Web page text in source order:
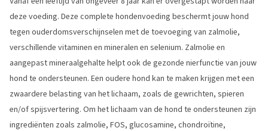
deze voeding. Deze complete hondenvoeding beschermt jouw hond
tegen ouderdomsverschijnselen met de toevoeging van zalmolie,
verschillende vitaminen en mineralen en selenium. Zalmolie en
aangepast mineraalgehalte helpt ook de gezonde nierfunctie van jouw
hond te ondersteunen. Een oudere hond kan te maken krijgen met een
zwaardere belasting van het lichaam, zoals de gewrichten, spieren
en/of spijsvertering. Om het lichaam van de hond te ondersteunen zijn
ingrediënten zoals zalmolie, FOS, glucosamine, chondroïtine,